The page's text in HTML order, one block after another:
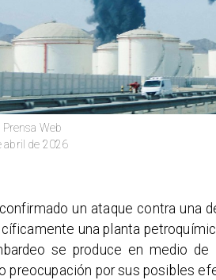
Prensa Web
abril de 2026
un ataque contra una
una planta
se produce en medio
preocupación por sus posibles